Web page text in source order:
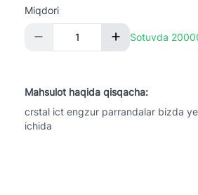
Miqdori
Sotuvda
Mahsulot haqida qisqacha:
crstal ict engzur parrandalar bizda
ichida